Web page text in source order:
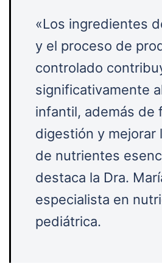
«Los ingredientes
y el proceso de
controlado
significativamente
infantil, además de
digestión y mejorar
de nutrientes
destaca la Dra.
especialista en
pediátrica.